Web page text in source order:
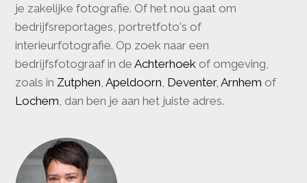
je zakelijke fotografie. Of het nou gaat om
bedrijfsreportages, portretfoto's of
interieurfotografie. Op zoek naar een
bedrijfsfotograaf in deAchterhoek of omgeving,
zoals in Zutphen ,Apeldoorn Deventer,Arnhem of
Lochem , dan ben je aan het juiste adres.